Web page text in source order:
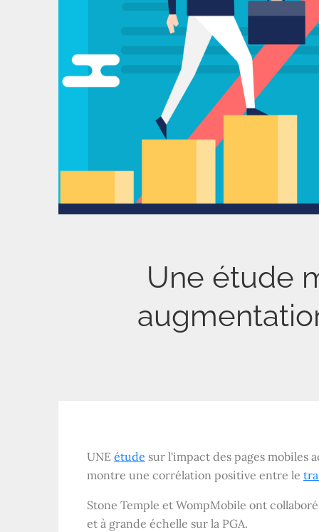
Une étude
UNE étude sur l'impact des pages mobiles
montre une corrélation positive entre le
Stone Temple et WompMobile ont
et à grande échelle sur la PGA.